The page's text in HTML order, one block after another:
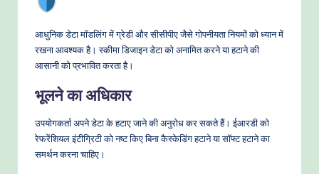
आधुनिक डेटा मॉडलिंग में ग्रेडी और सीसीपीए जैसे गोपनीयता नियमों को ध्यान में
रखना आवश्यक है। स्कीमा डिजाइन डेटा को अनामित करने या हटाने की
आसानी को प्रभावित करता है।
भूलने का अधिकार
उपयोगकर्ता अपने डेटा के हटाए जाने की अनुरोध कर सकते हैं। ईआरडी को
रेफरेंशियल इंटीग्रिटी को नष्ट किए बिना कैस्केडिंग हटाने या सॉफ्ट हटाने का
समर्थन करना चाहिए।